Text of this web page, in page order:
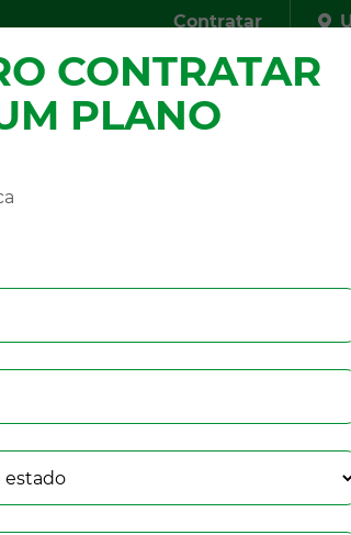
Contratar
Redes Credenciadas FAQ
CONTRATAR
PLANO